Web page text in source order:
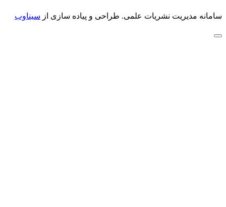
سامانه مدیریت نشریات علمی. طراحی و پیاده سازی از سیناوب